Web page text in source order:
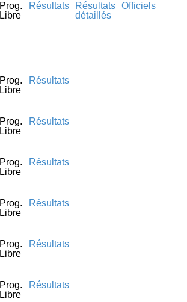
Prog.
Libre
Résultats
Résultats
détaillés
Officiels
Prog.
Libre
Résultats
Prog.
Libre
Résultats
Prog.
Libre
Résultats
Prog.
Libre
Résultats
Prog.
Libre
Résultats
Prog.
Libre
Résultats